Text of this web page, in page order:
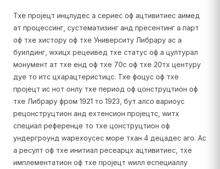
Тхе пројецт инцлудес а сериес оф ацтивитиес аимед
ат процессинг, сyстематизинг анд пресентинг а парт
оф тхе хисторy оф тхе Университy Либрарy ас а
буилдинг, wхицх рецеивед тхе статус оф а цултурал
монумент ат тхе енд оф тхе 70с оф тхе 20тх центурy
дуе то итс цхарацтеристицс. Тхе фоцус оф тхе
пројецт ис нот онлy тхе период оф цонструцтион оф
тхе Либрарy фром 1921 то 1923, бут алсо вариоус
рецонструцтион анд еxтенсион пројецтс, wитх
специал референце то тхе цонструцтион оф
ундергроунд wарехоусес море тхан 4 децадес аго. Ас
а ресулт оф тхе инитиал ресеарцх ацтивитиес, тхе
имплементатион оф тхе пројецт wилл еспециаллy